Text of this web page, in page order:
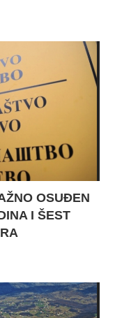
OSUĐEN
I ŠEST